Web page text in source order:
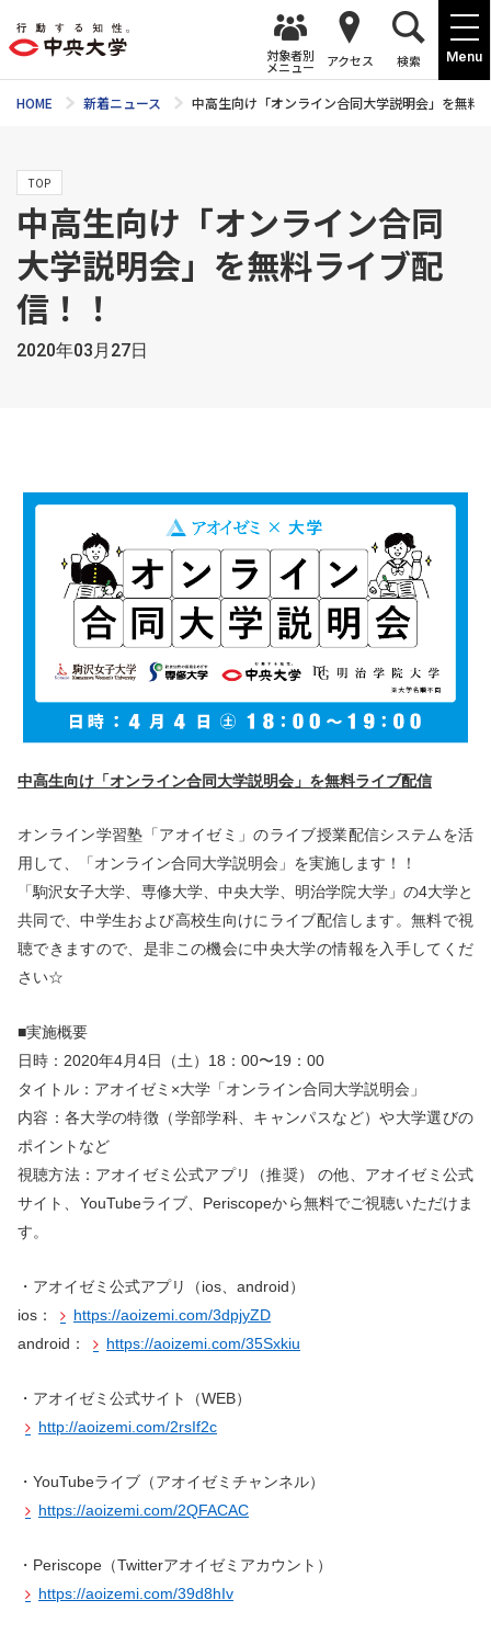
Menu
対象者別
メニュー アクセス 検索
HOME 新着ニュース 中高生向け「オンライン合同大学説明会」を無料
TOP
中高生向け「オンライン合同
大学説明会」を無料ライブ配
信！！
2020年03月27日
中高生向け「オンライン合同大学説明会」を無料ライブ配信
オンライン学習塾「アオイゼミ」のライブ授業配信システムを活
用して、「オンライン合同大学説明会」を実施します！！
「駒沢女子大学、専修大学、中央大学、明治学院大学」の4大学と
共同で、中学生および高校生向けにライブ配信します。無料で視
聴できますので、是非この機会に中央大学の情報を入手してくだ
さい☆
■実施概要
日時：2020年4月4日（土）18：00〜19：00
タイトル：アオイゼミ×大学「オンライン合同大学説明会」
内容：各大学の特徴（学部学科、キャンパスなど）や大学選びの
ポイントなど
視聴方法：アオイゼミ公式アプリ（推奨） の他、アオイゼミ公式
サイト、YouTubeライブ、Periscopeから無料でご視聴いただけま
す。
・アオイゼミ公式アプリ（ios、android）
ios：
https://aoizemi.com/3dpjyZD
android：
https://aoizemi.com/35Sxkiu
・アオイゼミ公式サイト（WEB）
http://aoizemi.com/2rsIf2c
・YouTubeライブ（アオイゼミチャンネル）
https://aoizemi.com/2QFACAC
・Periscope（Twitterアオイゼミアカウント）
https://aoizemi.com/39d8hIv